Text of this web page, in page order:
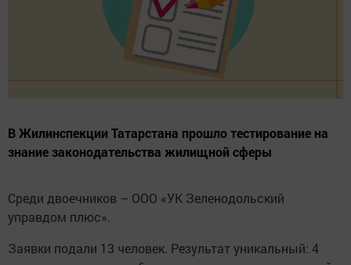
В Жилинспекции Татарстана прошло тестирование на
знание законодательства жилищной сферы
Среди двоечников – ООО «УК Зеленодольский
управдом плюс».
Заявки подали 13 человек. Результат уникальный: 4